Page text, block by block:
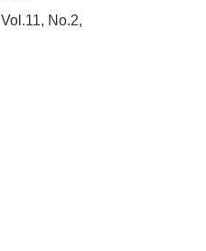
No.2,